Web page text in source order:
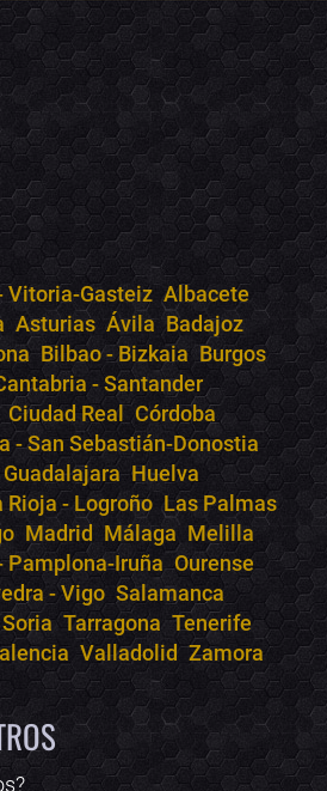
Vitoria-Gasteiz Albacete
Asturias Ávila Badajoz
Bilbao - Bizkaia Burgos
- Santander
Ciudad Real Córdoba
- San Sebastián-Donostia
Guadalajara Huelva
Rioja - Logroño Las Palmas
Madrid Málaga Melilla
Pamplona-Iruña Ourense
- Vigo Salamanca
Soria Tarragona Tenerife
Valladolid Zamora
conciertos.club
ayudo a encontrar conciertos